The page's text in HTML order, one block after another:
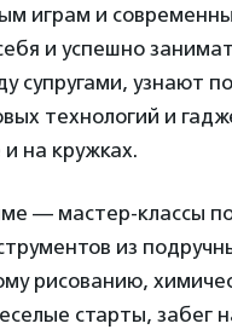
играм и
и успешно
супругами, узнают
технологий и
на кружках.
— мастер-классы
из
рисованию,
старты, забег